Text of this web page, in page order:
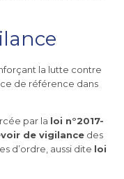
la lutte contre
de référence dans
par la loi n°2017-
de vigilance des
d’ordre, aussi dite loi